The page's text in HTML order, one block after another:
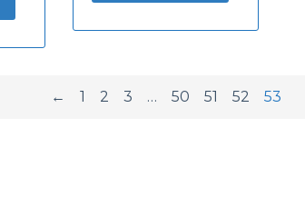
← 1 2 3 … 50 51 52 53